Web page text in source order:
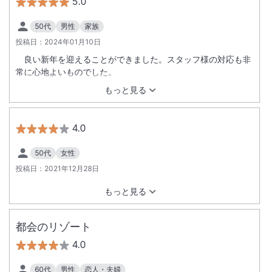
50代 男性
家族
投稿日： 2024年01月10日
もっと見る
良い新年を迎えることができました。スタッフ様の対応も非
常に心地よいものでした。
4.0
50代
女性
投稿日： 2021年12月28日
もっと見る
都会のリゾート
4.0
60代 男性
恋人・夫婦